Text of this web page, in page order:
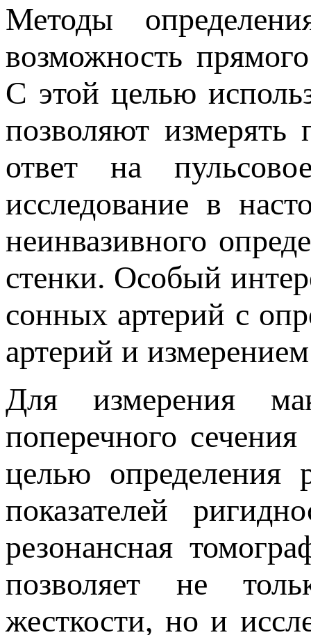
Методы
возможность
С этой целью
позволяют измерять
ответ на
исследование в
неинвазивного
стенки. Особый
сонных артерий с
артерий и
Для измерения
поперечного
целью определения
показателей
резонансная
позволяет не
жесткости, но и